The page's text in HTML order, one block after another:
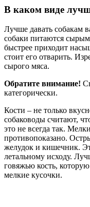
В каком виде
Лучше давать собакам
собаки питаются
быстрее приходит
стоит его отварить.
сырого мяса.
Обратите внимание!
категорически.
Кости – не только
собаководы считают,
это не всегда так.
противопоказано.
желудок и кишечник.
летальному исходу.
говяжью кость,
мелкие кусочки.